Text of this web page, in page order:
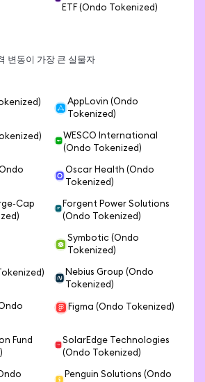
ETF (Ondo Tokenized)
변동이 가장 큰 실물자
AppLovin (Ondo
Tokenized)
WESCO International
(Ondo Tokenized)
Oscar Health (Ondo
Tokenized)
Cap
Forgent Power Solutions
(Ondo Tokenized)
Symbotic (Ondo
Tokenized)
Nebius Group (Ondo
Tokenized)
Figma (Ondo Tokenized)
Fund
SolarEdge Technologies
(Ondo Tokenized)
Penguin Solutions (Ondo